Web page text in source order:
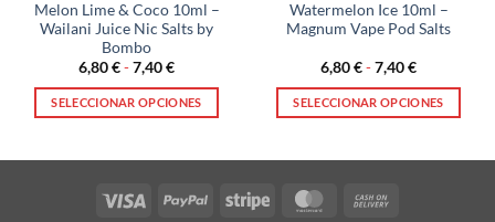
Melon Lime & Coco 10ml –
Wailani Juice Nic Salts by
Bombo
6,80€-7,40€Rango
precios:
desde
6,80 €
SELECCIONAR OPCIONES
múltiples
Watermelon Ice 10ml –
Magnum Vape Pod Salts
6,80€-7,40€Rango
precios:
desde
6,80 €
SELECCIONAR OPCIONES
múltiples
Visa PayPal Stripe MasterCard